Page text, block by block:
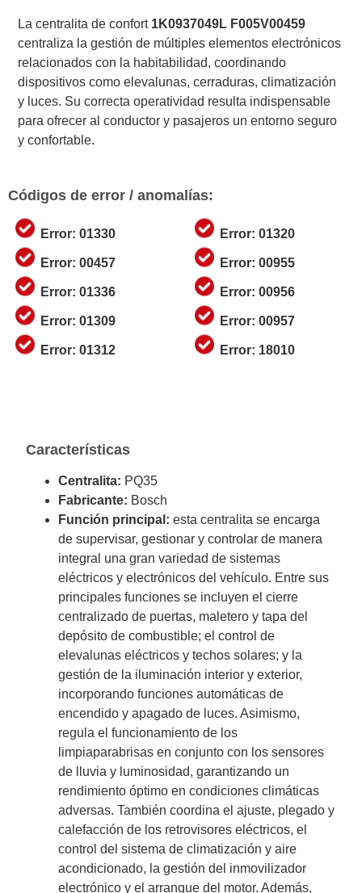
La centralita de confort 1K0937049L F005V00459
centraliza la gestión de múltiples elementos electrónicos
relacionados con la habitabilidad, coordinando
dispositivos como elevalunas, cerraduras, climatización
y luces. Su correcta operatividad resulta indispensable
para ofrecer al conductor y pasajeros un entorno seguro
y confortable.
Códigos de error / anomalías:
Error: 01330
Error: 00457
Error: 01336
Error: 01309
Error: 01312
Error: 01320
Error: 00955
Error: 00956
Error: 00957
Error: 18010
Características
Centralita: PQ35
Fabricante: Bosch
Función principal: esta centralita se encarga
de supervisar, gestionar y controlar de manera
integral una gran variedad de sistemas
eléctricos y electrónicos del vehículo. Entre sus
principales funciones se incluyen el cierre
centralizado de puertas, maletero y tapa del
depósito de combustible; el control de
elevalunas eléctricos y techos solares; y la
gestión de la iluminación interior y exterior,
incorporando funciones automáticas de
encendido y apagado de luces. Asimismo,
regula el funcionamiento de los
limpiaparabrisas en conjunto con los sensores
de lluvia y luminosidad, garantizando un
rendimiento óptimo en condiciones climáticas
adversas. También coordina el ajuste, plegado y
calefacción de los retrovisores eléctricos, el
control del sistema de climatización y aire
acondicionado, la gestión del inmovilizador
electrónico y el arranque del motor. Además,